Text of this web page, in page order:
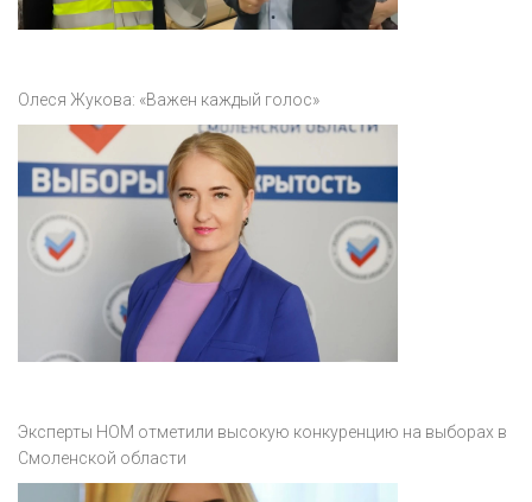
Олеся Жукова: «Важен каждый голос»
Эксперты НОМ отметили высокую конкуренцию на выборах в
Смоленской области